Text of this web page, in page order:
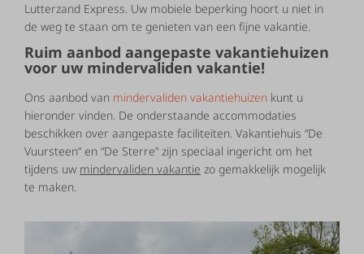
Lutterzand Express. Uw mobiele beperking hoort u niet in
de weg te staan om te genieten van een fijne vakantie.
Ruim aanbod aangepaste vakantiehuizen
voor uw mindervaliden vakantie!
Ons aanbod van mindervaliden vakantiehuizen kunt u
hieronder vinden. De onderstaande accommodaties
beschikken over aangepaste faciliteiten. Vakantiehuis “De
Vuursteen” en “De Sterre” zijn speciaal ingericht om het
tijdens uw mindervaliden vakantie zo gemakkelijk mogelijk
te maken.